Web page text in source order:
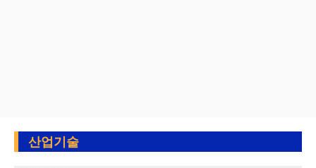
산업기술